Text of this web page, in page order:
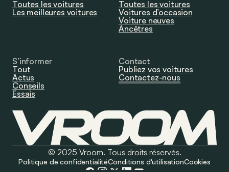
Toutes les voitures
Les meilleures voitures
Toutes les voitures
Voitures d’occasion
Voiture neuves
Ancêtres
S’informer
Tout
Actus
Conseils
Essais
Contact
Publiez vos voitures
Contactez-nous
© 2025 Vroom. Tous droits réservés.
Politique de confidentialitéConditions d'utilisationCookies